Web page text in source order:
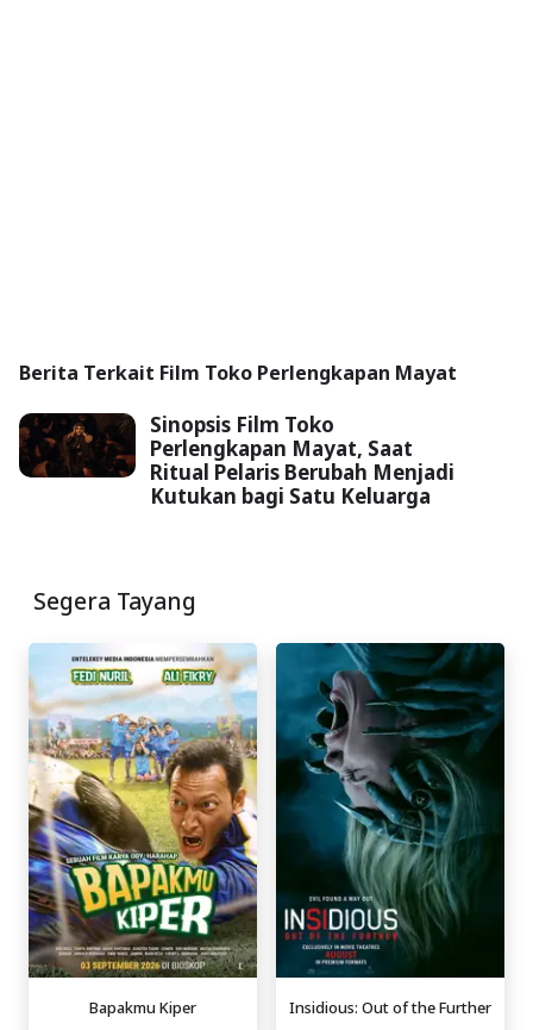
Berita Terkait Film Toko Perlengkapan Mayat
Sinopsis Film Toko
Perlengkapan Mayat, Saat
Ritual Pelaris Berubah Menjadi
Kutukan bagi Satu Keluarga
Segera Tayang
Bapakmu Kiper Insidious: Out of the Further